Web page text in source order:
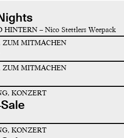
– Nico Stettlers Weepack
ZUM MITMACHEN
ZUM MITMACHEN
KONZERT
KONZERT